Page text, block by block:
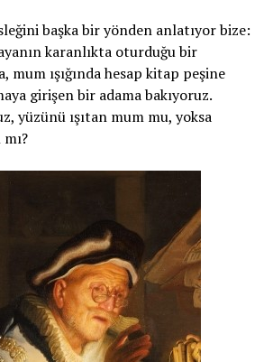
başka bir yönden anlatıyor bize:
karanlıkta oturduğu bir
mum ışığında hesap kitap peşine
girişen bir adama bakıyoruz.
yüzünü ışıtan mum mu, yoksa